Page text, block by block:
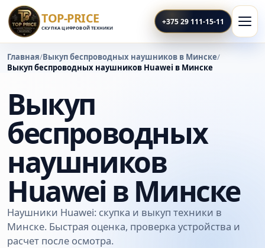
TOP-PRICE
СКУПКА ЦИФРОВОЙ ТЕХНИКИ
+375 29 111-15-11
Главная/Выкуп беспроводных наушников в Минске/
Выкуп беспроводных наушников Huawei в Минске
Выкуп
беспроводных
наушников
Huawei в Минске
Наушники Huawei: скупка и выкуп техники в
Минске. Быстрая оценка, проверка устройства и
расчет после осмотра.